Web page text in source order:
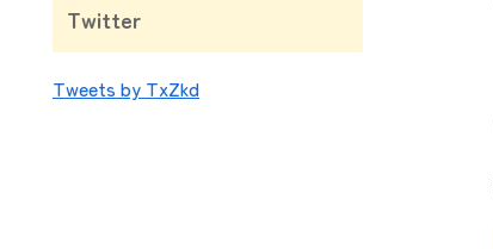
Twitter
Tweets by TxZkd